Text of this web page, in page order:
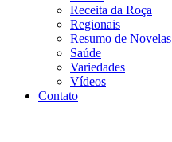
Receita da Roça
Regionais
Resumo de Novelas
Saúde
Variedades
Vídeos
Contato